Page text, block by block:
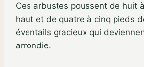
Ces arbustes poussent de huit
haut et de quatre à cinq pieds
éventails gracieux qui
arrondie.